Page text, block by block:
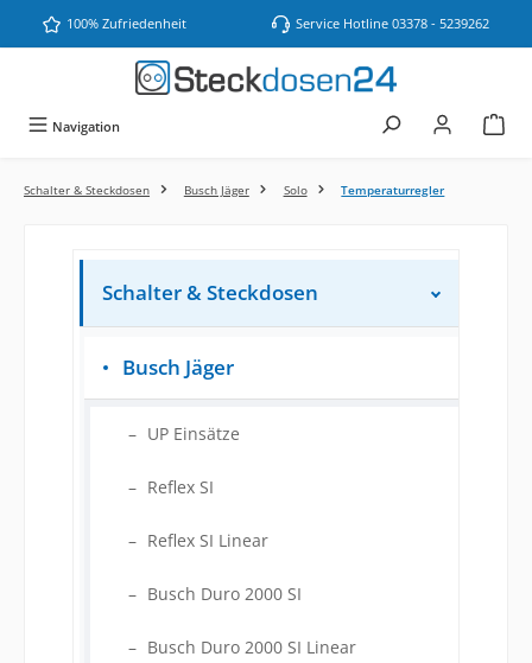
Zum Hauptinhalt springen
100% Zufriedenheit Service Hotline 03378 - 5239262
Navigation
Schalter & Steckdosen Busch Jäger Solo Temperaturregler
Schalter & Steckdosen
Busch Jäger
UP Einsätze
Reflex SI
Reflex SI Linear
Busch Duro 2000 SI
Busch Duro 2000 SI Linear